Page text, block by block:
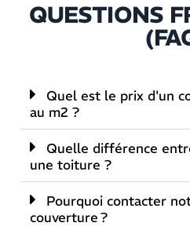
QUESTIONS
Quel est le prix d'un
au m2 ?
Quelle différence
une toiture ?
Pourquoi contacter
couverture ?